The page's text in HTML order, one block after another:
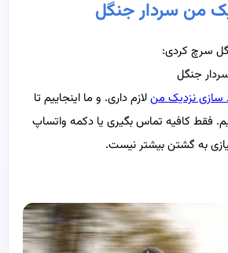
من سردار جنگل
سرچ کردی:
جنگل
سازی نزدیک منلازم داری. و ما اینجاییم تا
فقط کافیه تماس بگیری یا دکمه واتساپ
به گشتن بیشتر نیست.